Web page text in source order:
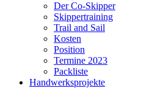
Der Co-Skipper
Skippertraining
Trail and Sail
Kosten
Position
Termine 2023
Packliste
Handwerksprojekte